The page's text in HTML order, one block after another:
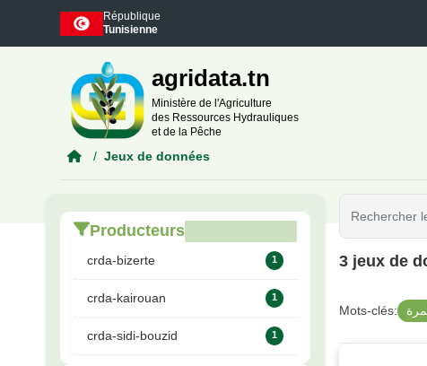
Skip to main content
République
Tunisienne
agridata.tn
Ministère de l'Agriculture
des Ressources Hydrauliques
et de la Pêche
Jeux de données
Producteurs
crda-bizerte 1
crda-kairouan 1
crda-sidi-bouzid 1
3 jeux de
Mots-clés: